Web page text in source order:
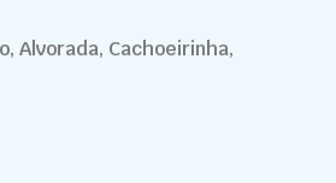
Alvorada, Cachoeirinha,